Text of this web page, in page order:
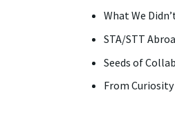
What We
STA/STT
Seeds of
From